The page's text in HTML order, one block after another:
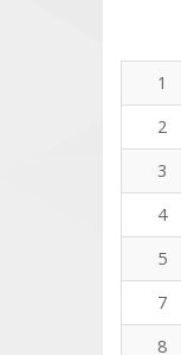
1
2
3
4
5
7
8